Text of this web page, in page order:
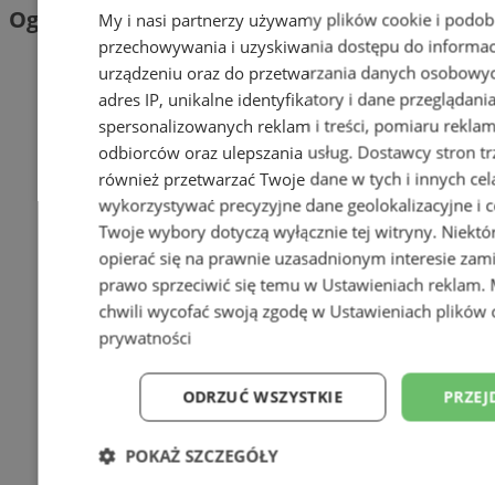
OgłoszeniaMy i nasi partnerzy używamy plików cookie i
przechowywania i uzyskiwania dostępu do
urządzeniu oraz do przetwarzania danych
adres IP, unikalne identyfikatory i dane
spersonalizowanych reklam i treści, pomiaru
odbiorców oraz ulepszania usług. Dostawcy stron
również przetwarzać Twoje dane w tych i innych
wykorzystywać precyzyjne dane geolokalizacyjne i
Twoje wybory dotyczą wyłącznie tej witryny.
opierać się na prawnie uzasadnionym interesie
prawo sprzeciwić się temu w Ustawieniach reklam.
chwili wycofać swoją zgodę w Ustawieniach plików
prywatności
ODRZUĆ WSZYSTKIE
POKAŻ SZCZEGÓŁY